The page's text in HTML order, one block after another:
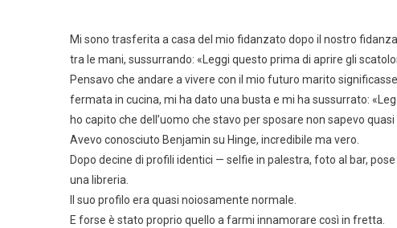
Mi sono trasferita a casa del mio fidanzato dopo il nostro
tra le mani, sussurrando: «Leggi questo prima di aprire gli
Pensavo che andare a vivere con il mio futuro marito
fermata in cucina, mi ha dato una busta e mi ha sussurrato:
ho capito che dell’uomo che stavo per sposare non sapevo quasi
Avevo conosciuto Benjamin su Hinge, incredibile ma vero.
Dopo decine di profili identici — selfie in palestra, foto al bar,
una libreria.
Il suo profilo era quasi noiosamente normale.
E forse è stato proprio quello a farmi innamorare così in fretta.